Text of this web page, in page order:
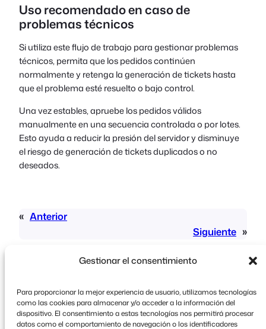
Gestionar el consentimiento
Para proporcionar la mejor experiencia de usuario, utilizamos tecnologías
como las cookies para almacenar y/o acceder a la información del
dispositivo. El consentimiento a estas tecnologías nos permitirá procesar
datos como el comportamiento de navegación o los identificadores
Uso recomendado en caso de
problemas técnicos
Si utiliza este flujo de trabajo para gestionar problemas
técnicos, permita que los pedidos continúen
normalmente y retenga la generación de tickets hasta
que el problema esté resuelto o bajo control.
Una vez estables, apruebe los pedidos válidos
manualmente en una secuencia controlada o por lotes.
Esto ayuda a reducir la presión del servidor y disminuye
el riesgo de generación de tickets duplicados o no
deseados.
« Anterior
Siguiente »
Copyright © 2026 FooEvents. Todos los derechos